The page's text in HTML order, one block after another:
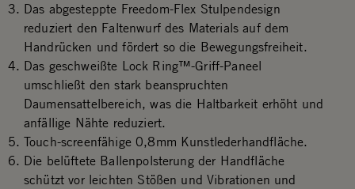
Das abgesteppte Freedom-Flex Stulpendesign
reduziert den Faltenwurf des Materials auf dem
Handrücken und fördert so die Bewegungsfreiheit.
Das geschweißte Lock Ring™-Griff-Paneel
umschließt den stark beanspruchten
Daumensattelbereich, was die Haltbarkeit erhöht und
anfällige Nähte reduziert.
Touch-screenfähige 0,8mm Kunstlederhandfläche.
Die belüftete Ballenpolsterung der Handfläche
schützt vor leichten Stößen und Vibrationen und